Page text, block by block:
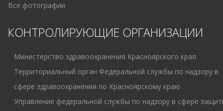
Все фотографии
КОНТРОЛИРУЮЩИЕ ОРГАНИЗАЦИИ
Министерство здравоохранения Красноярского края
Территориальный орган Федеральной службы по надзору в
сфере здравоохранения по Красноярскому краю
Управление федеральной службы по надзору в сфере